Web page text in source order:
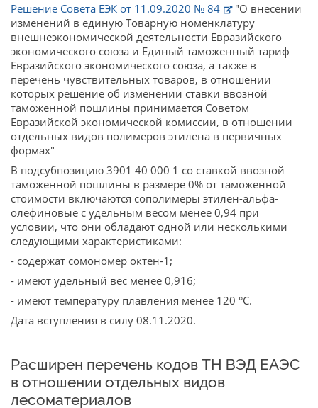
Решение Совета ЕЭК от 11.09.2020 № 84
"О внесении
изменений в единую Товарную номенклатуру
внешнеэкономической деятельности Евразийского
экономического союза и Единый таможенный тариф
Евразийского экономического союза, а также в
перечень чувствительных товаров, в отношении
которых решение об изменении ставки ввозной
таможенной пошлины принимается Советом
Евразийской экономической комиссии, в отношении
отдельных видов полимеров этилена в первичных
формах"
В подсубпозицию 3901 40 000 1 со ставкой ввозной
таможенной пошлины в размере 0% от таможенной
стоимости включаются сополимеры этилен-альфа-
олефиновые с удельным весом менее 0,94 при
условии, что они обладают одной или несколькими
следующими характеристиками:
- содержат сомономер октен-1;
- имеют удельный вес менее 0,916;
- имеют температуру плавления менее 120 °C.
Дата вступления в силу 08.11.2020.
Расширен перечень кодов ТН ВЭД ЕАЭС
в отношении отдельных видов
лесоматериалов